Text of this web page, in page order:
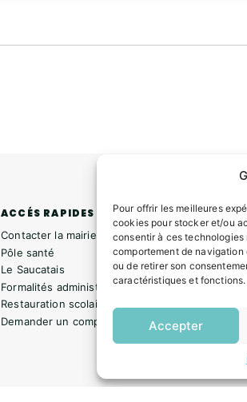
Pour offrir les meilleures
cookies pour stocker et/ou
consentir à ces technologies
comportement de navigation
ou de retirer son
caractéristiques et fonctions.
Accepter
ACCÉS RAPIDES
Contacter la mairie
Pôle santé
Le Saucatais
Formalités administratives
Restauration scolaire
Demander un composteur